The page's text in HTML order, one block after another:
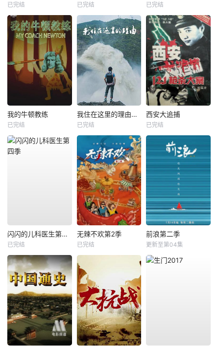
已完结 已完结 已完结
我的牛顿教练
已完结
我住在这里的理由第四季
已完结
西安大追捕
已完结
闪闪的儿科医生第四季
已完结
无辣不欢第2季
已完结
前浪第二季
更新至第04集